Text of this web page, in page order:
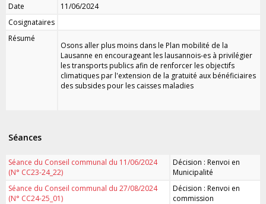
Date
11/06/2024
Cosignataires
Résumé
Osons aller plus moins dans le Plan mobilité de la
Lausanne en encourageant les lausannois-es à privilégier
les transports publics afin de renforcer les objectifs
climatiques par l'extension de la gratuité aux bénéficiaires
des subsides pour les caisses maladies
Séances
Séance du Conseil communal du 11/06/2024
(N° CC23-24_22)
Décision : Renvoi en
Municipalité
Séance du Conseil communal du 27/08/2024
(N° CC24-25_01)
Décision : Renvoi en
commission